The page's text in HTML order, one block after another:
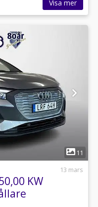
Visa mer
11
13 mars
KW